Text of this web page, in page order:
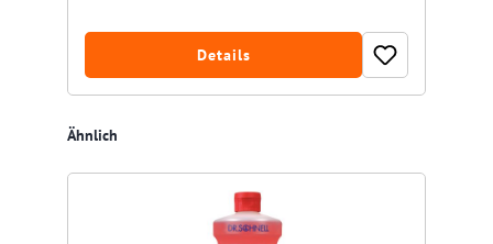
Details
Produktgalerie überspringen
Ähnlich